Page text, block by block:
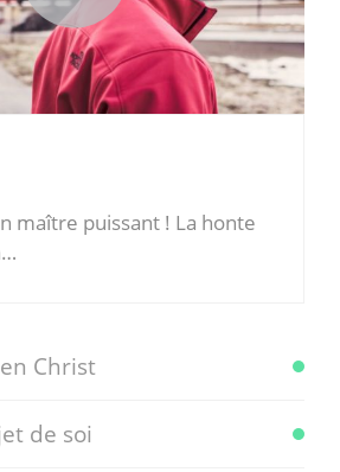
maître puissant ! La honte
Christ
de soi